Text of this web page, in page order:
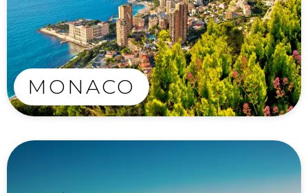
MONACO